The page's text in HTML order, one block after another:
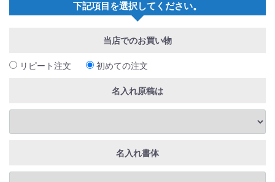
下記項目を選択してください。
当店でのお買い物
リピート注文 初めての注文
名入れ原稿は
名入れ書体